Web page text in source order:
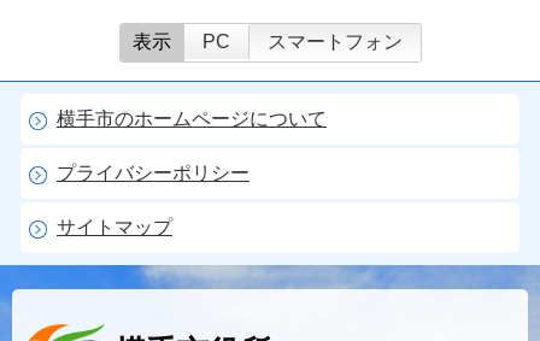
表示 PC スマートフォン
横手市のホームページについて
プライバシーポリシー
サイトマップ